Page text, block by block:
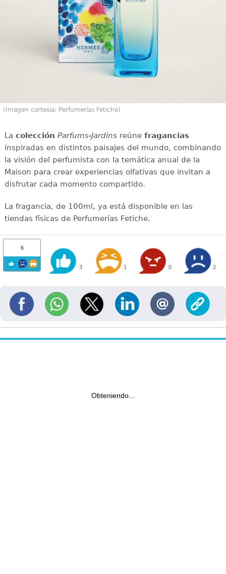
(Imagen cortesía: Perfumerías Fetiche)
La colección Parfums-Jardinsreúne fragancias
inspiradas en distintos paisajes del mundo, combinando
la visión del perfumista con la temática anual de la
Maison para crear experiencias olfativas que invitan a
disfrutar cada momento compartido.
La fragancia, de 100ml, ya está disponible en las
tiendas físicas de Perfumerías Fetiche.
6
3 1 0 2
Obteniendo...